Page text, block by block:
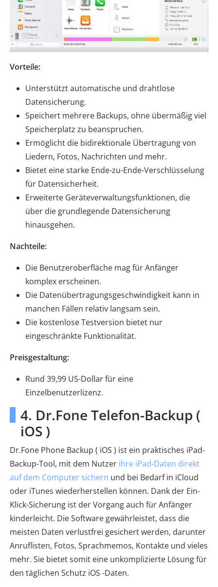
Vorteile:
Unterstützt automatische und drahtlose
Datensicherung.
Speichert mehrere Backups, ohne übermäßig viel
Speicherplatz zu beanspruchen.
Ermöglicht die bidirektionale Übertragung von
Liedern, Fotos, Nachrichten und mehr.
Bietet eine starke Ende-zu-Ende-Verschlüsselung
für Datensicherheit.
Erweiterte Geräteverwaltungsfunktionen, die
über die grundlegende Datensicherung
hinausgehen.
Nachteile:
Die Benutzeroberfläche mag für Anfänger
komplex erscheinen.
Die Datenübertragungsgeschwindigkeit kann in
manchen Fällen relativ langsam sein.
Die kostenlose Testversion bietet nur
eingeschränkte Funktionalität.
Preisgestaltung:
Rund 39,99 US-Dollar für eine
Einzelbenutzerlizenz.
4. Dr.Fone Telefon-Backup (
iOS )
Dr.Fone Phone Backup ( iOS ) ist ein praktisches iPad-
Backup-Tool, mit dem Nutzer ihre iPad-Daten direkt
auf dem Computer sichern und bei Bedarf in iCloud
oder iTunes wiederherstellen können. Dank der Ein-
Klick-Sicherung ist der Vorgang auch für Anfänger
kinderleicht. Die Software gewährleistet, dass die
meisten Daten verlustfrei gesichert werden, darunter
Anruflisten, Fotos, Sprachmemos, Kontakte und vieles
mehr. Sie bietet somit eine unkomplizierte Lösung für
den täglichen Schutz iOS -Daten.